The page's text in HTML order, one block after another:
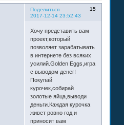
Поделиться
15
2017-12-14 23:52:43
Хочу представить вам
проект,который
позволяет зарабатывать
в интернете без всяких
усилий.Golden Eggs,игра
с выводом денег!
Покупай
курочек,собирай
золотые яйца,выводи
деньги.Каждая курочка
живет ровно год и
приносит вам